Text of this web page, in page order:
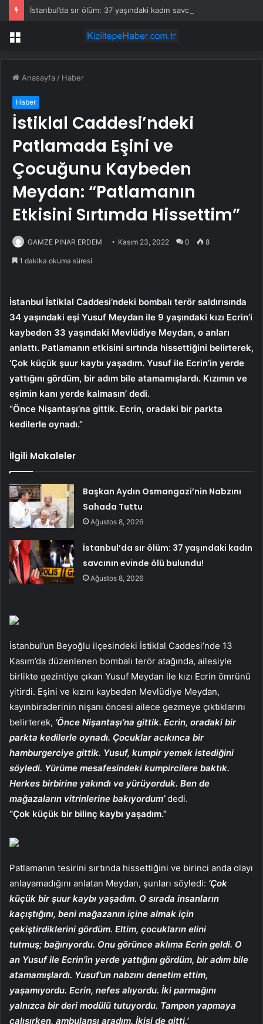
Menü
Anasayfa / Haber
Haber
İstiklal Caddesi’ndeki
Patlamada Eşini ve
Çocuğunu Kaybeden
Meydan: “Patlamanın
Etkisini Sırtımda Hissettim”
GAMZE PINAR ERDEM Kasım 23, 2022 0 8
1 dakika okuma süresi
İstanbul İstiklal Caddesi’ndeki bombalı terör saldırısında
34 yaşındaki eşi Yusuf Meydan ile 9 yaşındaki kızı Ecrin’i
kaybeden 33 yaşındaki Mevlüdiye Meydan, o anları
anlattı. Patlamanın etkisini sırtında hissettiğini belirterek,
‘Çok küçük şuur kaybı yaşadım. Yusuf ile Ecrin’in yerde
yattığını gördüm, bir adım bile atamamışlardı. Kızımın ve
eşimin kanı yerde kalmasın’ dedi.
“Önce Nişantaşı’na gittik. Ecrin, oradaki bir parkta
kedilerle oynadı.”
İlgili Makaleler
Başkan Aydın Osmangazi’nin Nabzını
Sahada Tuttu
Ağustos 8, 2026
İstanbul’da sır ölüm: 37 yaşındaki kadın
savcının evinde ölü bulundu!
Ağustos 8, 2026
İstanbul’un Beyoğlu ilçesindeki İstiklal Caddesi’nde 13
Kasım’da düzenlenen bombalı terör atağında, ailesiyle
birlikte gezintiye çıkan Yusuf Meydan ile kızı Ecrin ömrünü
yitirdi. Eşini ve kızını kaybeden Mevlüdiye Meydan,
kayınbiraderinin nişanı öncesi ailece gezmeye çıktıklarını
belirterek, ‘Önce Nişantaşı’na gittik. Ecrin, oradaki bir
parkta kedilerle oynadı. Çocuklar acıkınca bir
hamburgerciye gittik. Yusuf, kumpir yemek istediğini
söyledi. Yürüme mesafesindeki kumpircilere baktık.
Herkes birbirine yakındı ve yürüyorduk. Ben de
mağazaların vitrinlerine bakıyordum’dedi.
“Çok küçük bir bilinç kaybı yaşadım.”
Patlamanın tesirini sırtında hissettiğini ve birinci anda olayı
anlayamadığını anlatan Meydan, şunları söyledi: ‘Çok
küçük bir şuur kaybı yaşadım. O sırada insanların
kaçıştığını, beni mağazanın içine almak için
çekiştirdiklerini gördüm. Eltim, çocukların elini
tutmuş; bağırıyordu. Onu görünce aklıma Ecrin geldi. O
an Yusuf ile Ecrin’in yerde yattığını gördüm, bir adım bile
atamamışlardı. Yusuf’un nabzını denetim ettim,
yaşamıyordu. Ecrin, nefes alıyordu. İki parmağını
yalnızca bir deri modülü tutuyordu. Tampon yapmaya
çalışırken, ambulansı aradım. İkisi de gitti.’